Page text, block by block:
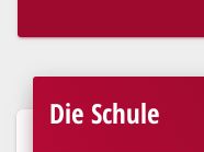
Die Schule